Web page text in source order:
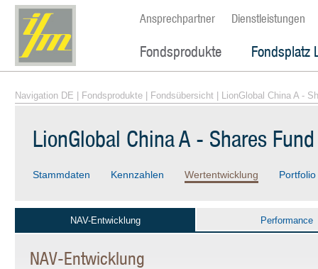
Ansprechpartner Dienstleistungen
Fondsprodukte Fondsplatz
Navigation DE Fondsprodukte Fondsübersicht | LionGlobal China A -
LionGlobal China A - Shares
Stammdaten Kennzahlen Wertentwicklung Portfolio
NAV-Entwicklung Performance
NAV-Entwicklung